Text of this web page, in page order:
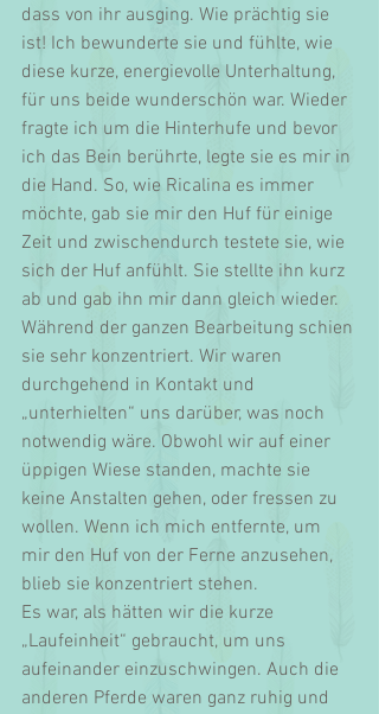
dass von ihr ausging. Wie prächtig sie
ist! Ich bewunderte sie und fühlte, wie
diese kurze, energievolle Unterhaltung,
für uns beide wunderschön war. Wieder
fragte ich um die Hinterhufe und bevor
ich das Bein berührte, legte sie es mir in
die Hand. So, wie Ricalina es immer
möchte, gab sie mir den Huf für einige
Zeit und zwischendurch testete sie, wie
sich der Huf anfühlt. Sie stellte ihn kurz
ab und gab ihn mir dann gleich wieder.
Während der ganzen Bearbeitung schien
sie sehr konzentriert. Wir waren
durchgehend in Kontakt und
„unterhielten“ uns darüber, was noch
notwendig wäre. Obwohl wir auf einer
üppigen Wiese standen, machte sie
keine Anstalten gehen, oder fressen zu
wollen. Wenn ich mich entfernte, um
mir den Huf von der Ferne anzusehen,
blieb sie konzentriert stehen.
Es war, als hätten wir die kurze
„Laufeinheit“ gebraucht, um uns
aufeinander einzuschwingen. Auch die
anderen Pferde waren ganz ruhig und